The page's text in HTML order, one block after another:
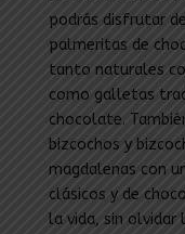
podrás disfrutar
palmeritas de
tanto naturales
como galletas
chocolate.
bizcochos y
magdalenas con
clásicos y de
la vida, sin olvidar